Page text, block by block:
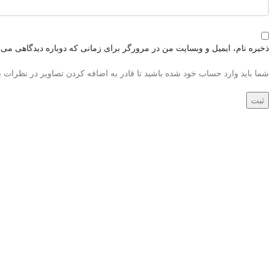
ذخیره نام، ایمیل و وبسایت من در مرورگر برای زمانی که دوباره دیدگاهی
شما باید وارد حساب خود شده باشید تا قادر به اضافه کردن تصاویر در نظرات